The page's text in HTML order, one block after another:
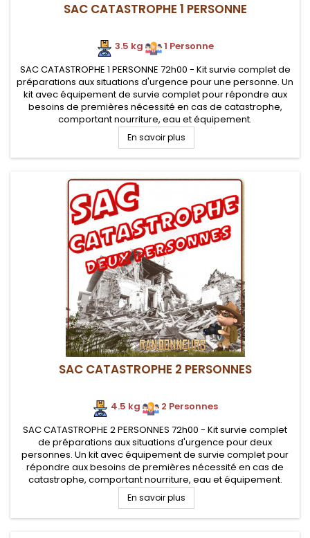
SAC CATASTROPHE 1 PERSONNE
3.5 kg
1 Personne
SAC CATASTROPHE 1 PERSONNE 72h00 - Kit survie complet de
préparations aux situations d'urgence pour une personne. Un
kit avec équipement de survie complet pour répondre aux
besoins de premières nécessité en cas de catastrophe,
comportant nourriture, eau et équipement.
En savoir plus
SAC CATASTROPHE 2 PERSONNES
4.5 kg
2 Personnes
SAC CATASTROPHE 2 PERSONNES 72h00 - Kit survie complet
de préparations aux situations d'urgence pour deux
personnes. Un kit avec équipement de survie complet pour
répondre aux besoins de premières nécessité en cas de
catastrophe, comportant nourriture, eau et équipement.
En savoir plus